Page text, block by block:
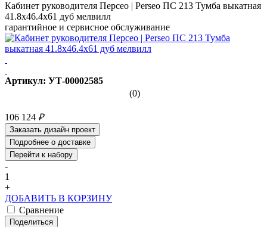
Кабинет руководителя Персео | Perseo ПС 213 Тумба выкатная
41.8x46.4x61 дуб мелвилл
гарантийное и сервисное обслуживание
Артикул: УТ-00002585
(0)
106 124 ₽
Заказать дизайн проект
Подробнее о доставке
Перейти к набору
-
1
+
ДОБАВИТЬ В КОРЗИНУ
Сравнение
Поделиться